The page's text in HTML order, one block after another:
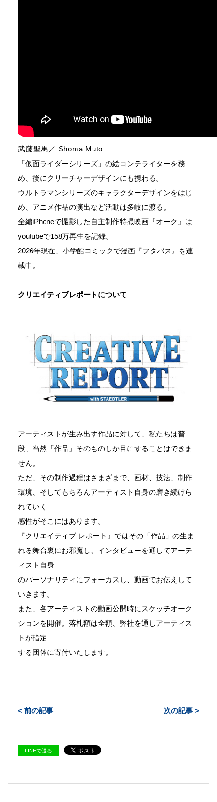
武藤聖馬／ Shoma Muto
「仮面ライダーシリーズ」の絵コンテライターを務
め、後にクリーチャーデザインにも携わる。
ウルトラマンシリーズのキャラクターデザインをはじ
め、アニメ作品の演出など活動は多岐に渡る。
全編iPhoneで撮影した自主制作特撮映画『オーク』は
youtubeで158万再生を記録。
2026年現在、小学館コミックで漫画『フタバス』を連
載中。
クリエイティブレポートについて
アーティストが生み出す作品に対して、私たちは普
段、当然「作品」そのものしか目にすることはできま
せん。
ただ、その制作過程はさまざまで、画材、技法、制作
環境、そしてもちろんアーティスト自身の磨き続けら
れていく
感性がそこにはあります。
『クリエイティブ レポート』ではその「作品」の生ま
れる舞台裏にお邪魔し、インタビューを通してアーテ
ィスト自身
のパーソナリティにフォーカスし、動画でお伝えして
いきます。
また、各アーティストの動画公開時にスケッチオーク
ションを開催。落札額は全額、弊社を通しアーティス
トが指定
する団体に寄付いたします。
< 前の記事 次の記事 >
LINEで送る